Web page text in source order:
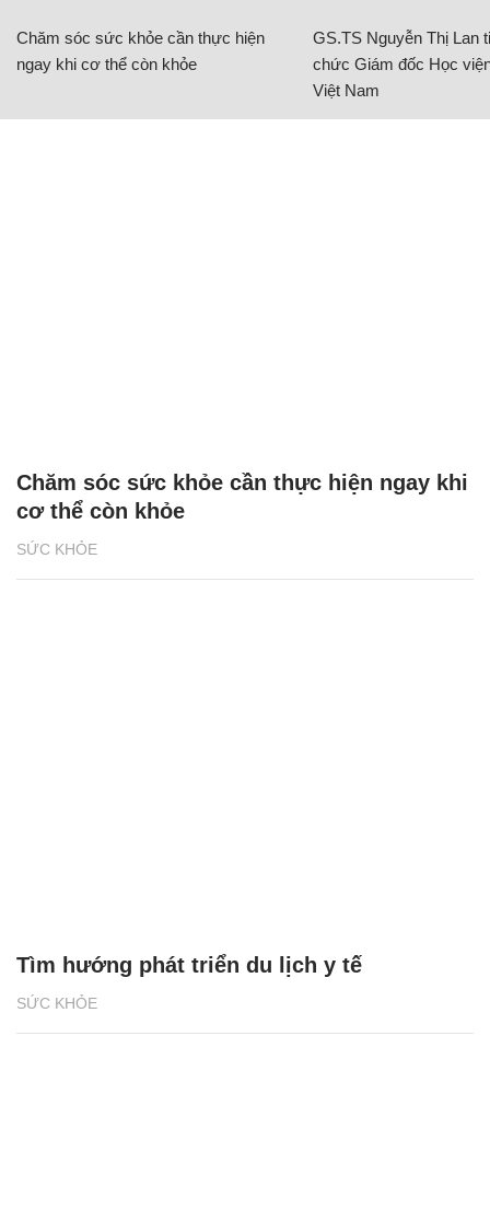
Chăm sóc sức khỏe cần thực hiện
ngay khi cơ thể còn khỏe
GS.TS Nguyễn Thị Lan
chức Giám đốc Học
Việt Nam
SỨC KHỎE
Chăm sóc sức khỏe cần thực hiện ngay khi
cơ thể còn khỏe
SỨC KHỎE
Tìm hướng phát triển du lịch y tế